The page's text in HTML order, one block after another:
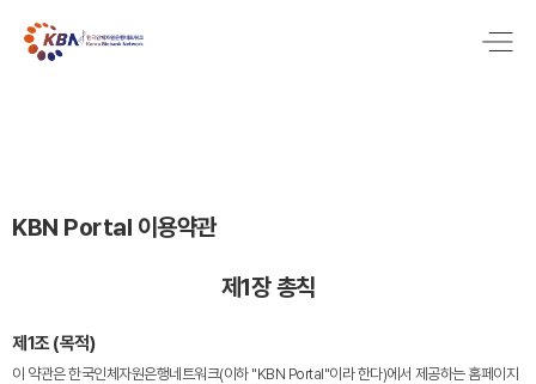
KBN Portal 이용약관
제1장 총칙
제1조 (목적)
이 약관은 한국인체자원은행네트워크(이하 "KBN Portal"이라 한다)에서 제공하는 홈페이지